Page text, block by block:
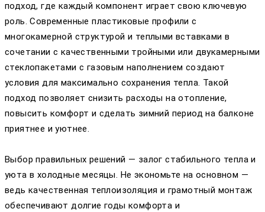
подход, где каждый компонент играет свою ключевую
роль. Современные пластиковые профили с
многокамерной структурой и теплыми вставками в
сочетании с качественными тройными или двукамерными
стеклопакетами с газовым наполнением создают
условия для максимально сохранения тепла. Такой
подход позволяет снизить расходы на отопление,
повысить комфорт и сделать зимний период на балконе
приятнее и уютнее.
Выбор правильных решений — залог стабильного тепла и
уюта в холодные месяцы. Не экономьте на основном —
ведь качественная теплоизоляция и грамотный монтаж
обеспечивают долгие годы комфорта и